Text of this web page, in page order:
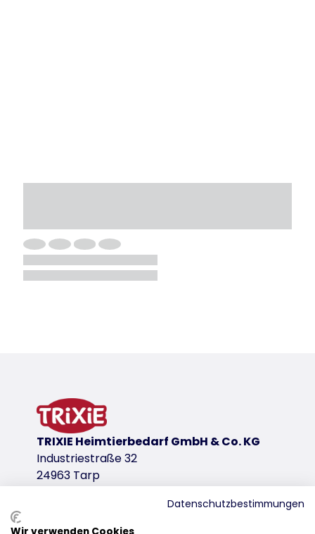
TRIXIE Heimtierbedarf GmbH & Co. KG
Industriestraße 32
24963 Tarp
Datenschutzbestimmungen